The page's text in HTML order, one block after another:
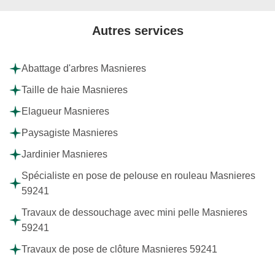
Autres services
Abattage d'arbres Masnieres
Taille de haie Masnieres
Elagueur Masnieres
Paysagiste Masnieres
Jardinier Masnieres
Spécialiste en pose de pelouse en rouleau Masnieres
59241
Travaux de dessouchage avec mini pelle Masnieres
59241
Travaux de pose de clôture Masnieres 59241